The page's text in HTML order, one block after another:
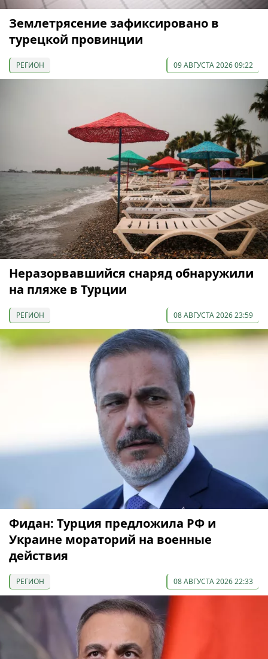
Землетрясение зафиксировано в
турецкой провинции
РЕГИОН 09 АВГУСТА 2026 09:22
Неразорвавшийся снаряд обнаружили
на пляже в Турции
РЕГИОН 08 АВГУСТА 2026 23:59
Фидан: Турция предложила РФ и
Украине мораторий на военные
действия
РЕГИОН 08 АВГУСТА 2026 22:33